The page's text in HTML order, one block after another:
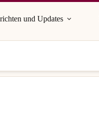
und Updates